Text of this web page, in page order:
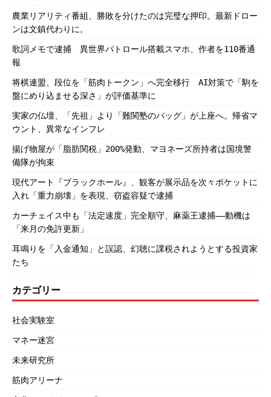
農業リアリティ番組、勝敗を分けたのは完璧な押印。最新ドロー
ンは文鎮代わりに。
歌詞メモで逮捕 異世界パトロール搭載スマホ、作者を110番通
報
将棋連盟、段位を「筋肉トークン」へ完全移行 AI対策で「駒を
盤にめり込ませる深さ」が評価基準に
実家の仏壇、「先祖」より「難関塾のバッグ」が上座へ。帰省マ
ウント、異常なインフレ
揚げ物屋が「脂肪関税」200%発動、マヨネーズ所持者は国境警
備隊が拘束
現代アート『ブラックホール』、観客が展示品を次々ポケットに
入れ「重力崩壊」を表現、窃盗容疑で逮捕
カーチェイス中も「法定速度」完全順守、麻薬王逮捕――動機は
「来月の免許更新」
耳鳴りを「入金通知」と誤認、幻聴に課税されようとする投資家
たち
カテゴリー
社会実験室
マネー迷宮
未来研究所
筋肉アリーナ